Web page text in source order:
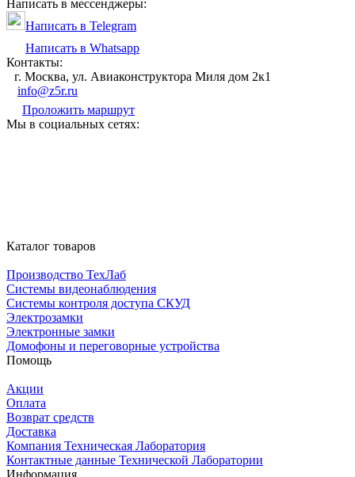
Написать в мессенджеры:
Написать в Telegram
Написать в Whatsapp
Контакты:
г. Москва, ул. Авиаконструктора Миля дом 2к1
info@z5r.ru
Проложить маршрут
Мы в социальных сетях:
Каталог товаров
Производство ТехЛаб
Системы видеонаблюдения
Системы контроля доступа СКУД
Электрозамки
Электронные замки
Домофоны и переговорные устройства
Помощь
Акции
Оплата
Возврат средств
Доставка
Компания Техническая Лаборатория
Контактные данные Технической Лаборатории
Информация